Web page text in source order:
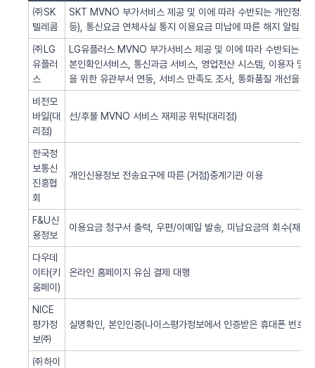
㈜SK
텔레콤
SKT MVNO 부가서비스 제공 및 이에 따라 수반되는 개인정보
등), 통신요금 연체사실 통지 이용요금 미납에 따른 해지 알림 업
㈜LG
유플러
스
LG유플러스 MVNO 부가서비스 제공 및 이에 따라 수반되는
본인확인서비스, 통신과금 서비스, 영업전산 시스템, 이용자 및
을 위한 유관부서 연동, 서비스 만족도 조사, 통화품질 개선을 위
비전모
바일(대
리점)
선/후불 MVNO 서비스 재제공 위탁(대리점)
한국정
보통신
진흥협
회
개인신용정보 전송요구에 따른 (거점)중계기관 이용
F&U신
용정보
이용요금 청구서 출력, 우편/이메일 발송, 미납요금의 회수(채권
다우데
이타(키
움페이)
온라인 홈페이지 유심 결제 대행
NICE
평가정
보㈜
실명확인, 본인인증(나이스평가정보에서 인증받은 휴대폰 번호
㈜하이